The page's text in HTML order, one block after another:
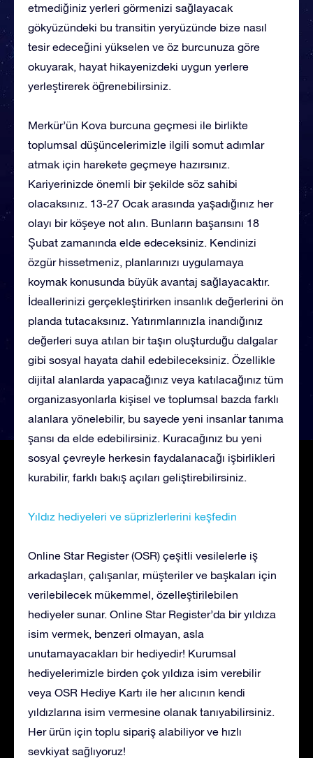
etmediğiniz yerleri görmenizi sağlayacak
gökyüzündeki bu transitin yeryüzünde bize nasıl
tesir edeceğini yükselen ve öz burcunuza göre
okuyarak, hayat hikayenizdeki uygun yerlere
yerleştirerek öğrenebilirsiniz.
Merkür’ün Kova burcuna geçmesi ile birlikte
toplumsal düşüncelerimizle ilgili somut adımlar
atmak için harekete geçmeye hazırsınız.
Kariyerinizde önemli bir şekilde söz sahibi
olacaksınız. 13-27 Ocak arasında yaşadığınız her
olayı bir köşeye not alın. Bunların başarısını 18
Şubat zamanında elde edeceksiniz. Kendinizi
özgür hissetmeniz, planlarınızı uygulamaya
koymak konusunda büyük avantaj sağlayacaktır.
İdeallerinizi gerçekleştirirken insanlık değerlerini ön
planda tutacaksınız. Yatırımlarınızla inandığınız
değerleri suya atılan bir taşın oluşturduğu dalgalar
gibi sosyal hayata dahil edebileceksiniz. Özellikle
dijital alanlarda yapacağınız veya katılacağınız tüm
organizasyonlarla kişisel ve toplumsal bazda farklı
alanlara yönelebilir, bu sayede yeni insanlar tanıma
şansı da elde edebilirsiniz. Kuracağınız bu yeni
sosyal çevreyle herkesin faydalanacağı işbirlikleri
kurabilir, farklı bakış açıları geliştirebilirsiniz.
Yıldız hediyeleri ve süprizlerlerini keşfedin
Online Star Register (OSR) çeşitli vesilelerle iş
arkadaşları, çalışanlar, müşteriler ve başkaları için
verilebilecek mükemmel, özelleştirilebilen
hediyeler sunar. Online Star Register’da bir yıldıza
isim vermek, benzeri olmayan, asla
unutamayacakları bir hediyedir! Kurumsal
hediyelerimizle birden çok yıldıza isim verebilir
veya OSR Hediye Kartı ile her alıcının kendi
yıldızlarına isim vermesine olanak tanıyabilirsiniz.
Her ürün için toplu sipariş alabiliyor ve hızlı
sevkiyat sağlıyoruz!